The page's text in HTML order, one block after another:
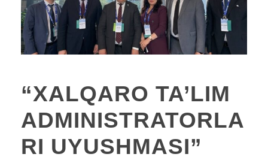
“XALQARO TA’LIM
ADMINISTRATORLA
RI UYUSHMASI”